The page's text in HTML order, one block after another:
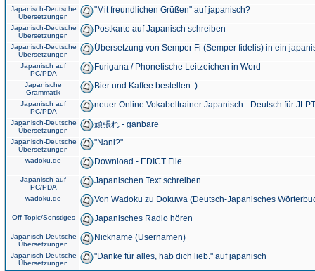
Japanisch-Deutsche
Übersetzungen
"Mit freundlichen Grüßen" auf japanisch?
Japanisch-Deutsche
Übersetzungen
Postkarte auf Japanisch schreiben
Japanisch-Deutsche
Übersetzungen
Übersetzung von Semper Fi (Semper fidelis) in ein
Japanisch auf
PC/PDA
Furigana / Phonetische Leitzeichen in Word
Japanische
Grammatik
Bier und Kaffee bestellen :)
Japanisch auf
PC/PDA
neuer Online Vokabeltrainer Japanisch - Deutsch für
Japanisch-Deutsche
Übersetzungen
頑張れ - ganbare
Japanisch-Deutsche
Übersetzungen
"Nani?"
wadoku.de Download - EDICT File
Japanisch auf
PC/PDA
Japanischen Text schreiben
wadoku.de Von Wadoku zu Dokuwa (Deutsch-Japanisches
Off-Topic/Sonstiges Japanisches Radio hören
Japanisch-Deutsche
Übersetzungen
Nickname (Usernamen)
Japanisch-Deutsche
Übersetzungen
"Danke für alles, hab dich lieb." auf japanisch